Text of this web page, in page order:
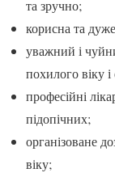
та зручно;
корисна та
уважний і
похилого віку
професійні
підопічних;
організоване
віку;